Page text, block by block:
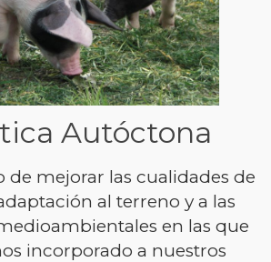
Autóctona
de mejorar las cualidades de
al terreno y a las
en las que
incorporado a nuestros